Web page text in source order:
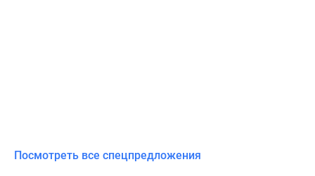
Посмотреть все спецпредложения